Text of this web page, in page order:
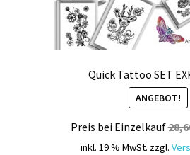
Widerrufsbelehrung / Muster-
Zahlungsbedingungen
Quick Tattoo SET
ANGEBOT!
Preis bei Einzelkauf
inkl. 19 % MwSt. zzgl.